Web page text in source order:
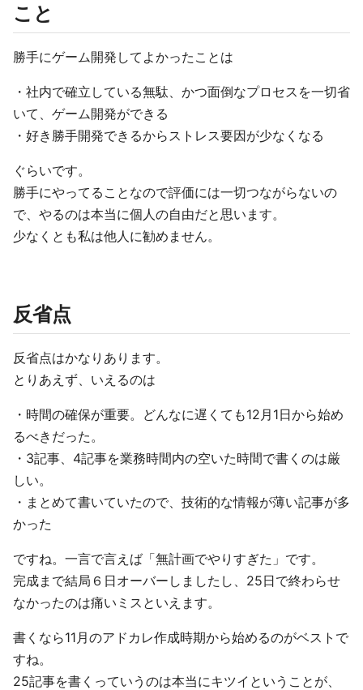
こと
勝手にゲーム開発してよかったことは
・社内で確立している無駄、かつ面倒なプロセスを一切省
いて、ゲーム開発ができる
・好き勝手開発できるからストレス要因が少なくなる
ぐらいです。
勝手にやってることなので評価には一切つながらないの
で、やるのは本当に個人の自由だと思います。
少なくとも私は他人に勧めません。
反省点
反省点はかなりあります。
とりあえず、いえるのは
・時間の確保が重要。どんなに遅くても12月1日から始め
るべきだった。
・3記事、4記事を業務時間内の空いた時間で書くのは厳
しい。
・まとめて書いていたので、技術的な情報が薄い記事が多
かった
ですね。一言で言えば「無計画でやりすぎた」です。
完成まで結局６日オーバーしましたし、25日で終わらせ
なかったのは痛いミスといえます。
書くなら11月のアドカレ作成時期から始めるのがベストで
すね。
25記事を書くっていうのは本当にキツイということが、